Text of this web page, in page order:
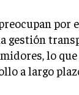
gestión
lo
a largo